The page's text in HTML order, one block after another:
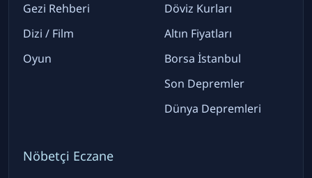
Gezi Rehberi
Dizi / Film
Oyun
Döviz Kurları
Altın Fiyatları
Borsa İstanbul
Son Depremler
Dünya Depremleri
Nöbetçi Eczane